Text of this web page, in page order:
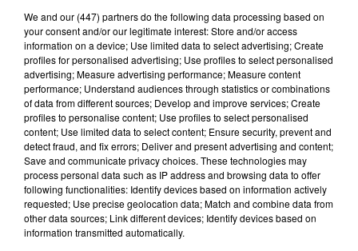
Lecture (2 min 14 sec)
100%
100% Radio les infos du Lot
We and our (447) partnersdo the following data processing based on
your consent and/or our legitimate interest: Store and/or access
information on a device; Use limited data to select advertising; Create
profiles for personalised advertising; Use profiles to select personalised
advertising; Measure advertising performance; Measure content
performance; Understand audiences through statistics or combinations
of data from different sources; Develop and improve services; Create
profiles to personalise content; Use profiles to select personalised
content; Use limited data to select content; Ensure security, prevent and
detect fraud, and fix errors; Deliver and present advertising and content;
Save and communicate privacy choices. These technologies may
process personal data such as IP address and browsing data to offer
following functionalities: Identify devices based on information actively
requested; Use precise geolocation data; Match and combine data from
other data sources; Link different devices; Identify devices based on
information transmitted automatically.